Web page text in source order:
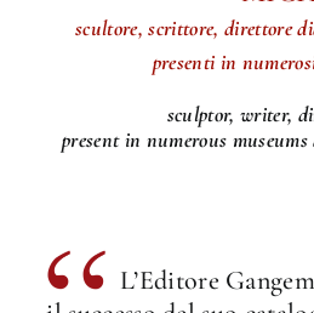
scultore, scrittore, direttore
presenti in
sculptor, writer,
present in numerous
L’Editore